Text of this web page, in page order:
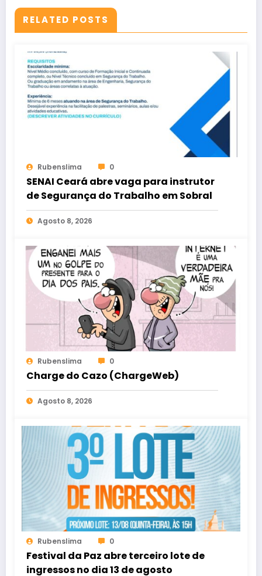
RELATED POSTS
Rubenslima 0
SENAI Ceará abre vaga para instrutor
de Segurança do Trabalho em Sobral
Agosto 8, 2026
Rubenslima 0
Charge do Cazo (ChargeWeb)
Agosto 8, 2026
Rubenslima 0
Festival da Paz abre terceiro lote de
ingressos no dia 13 de agosto